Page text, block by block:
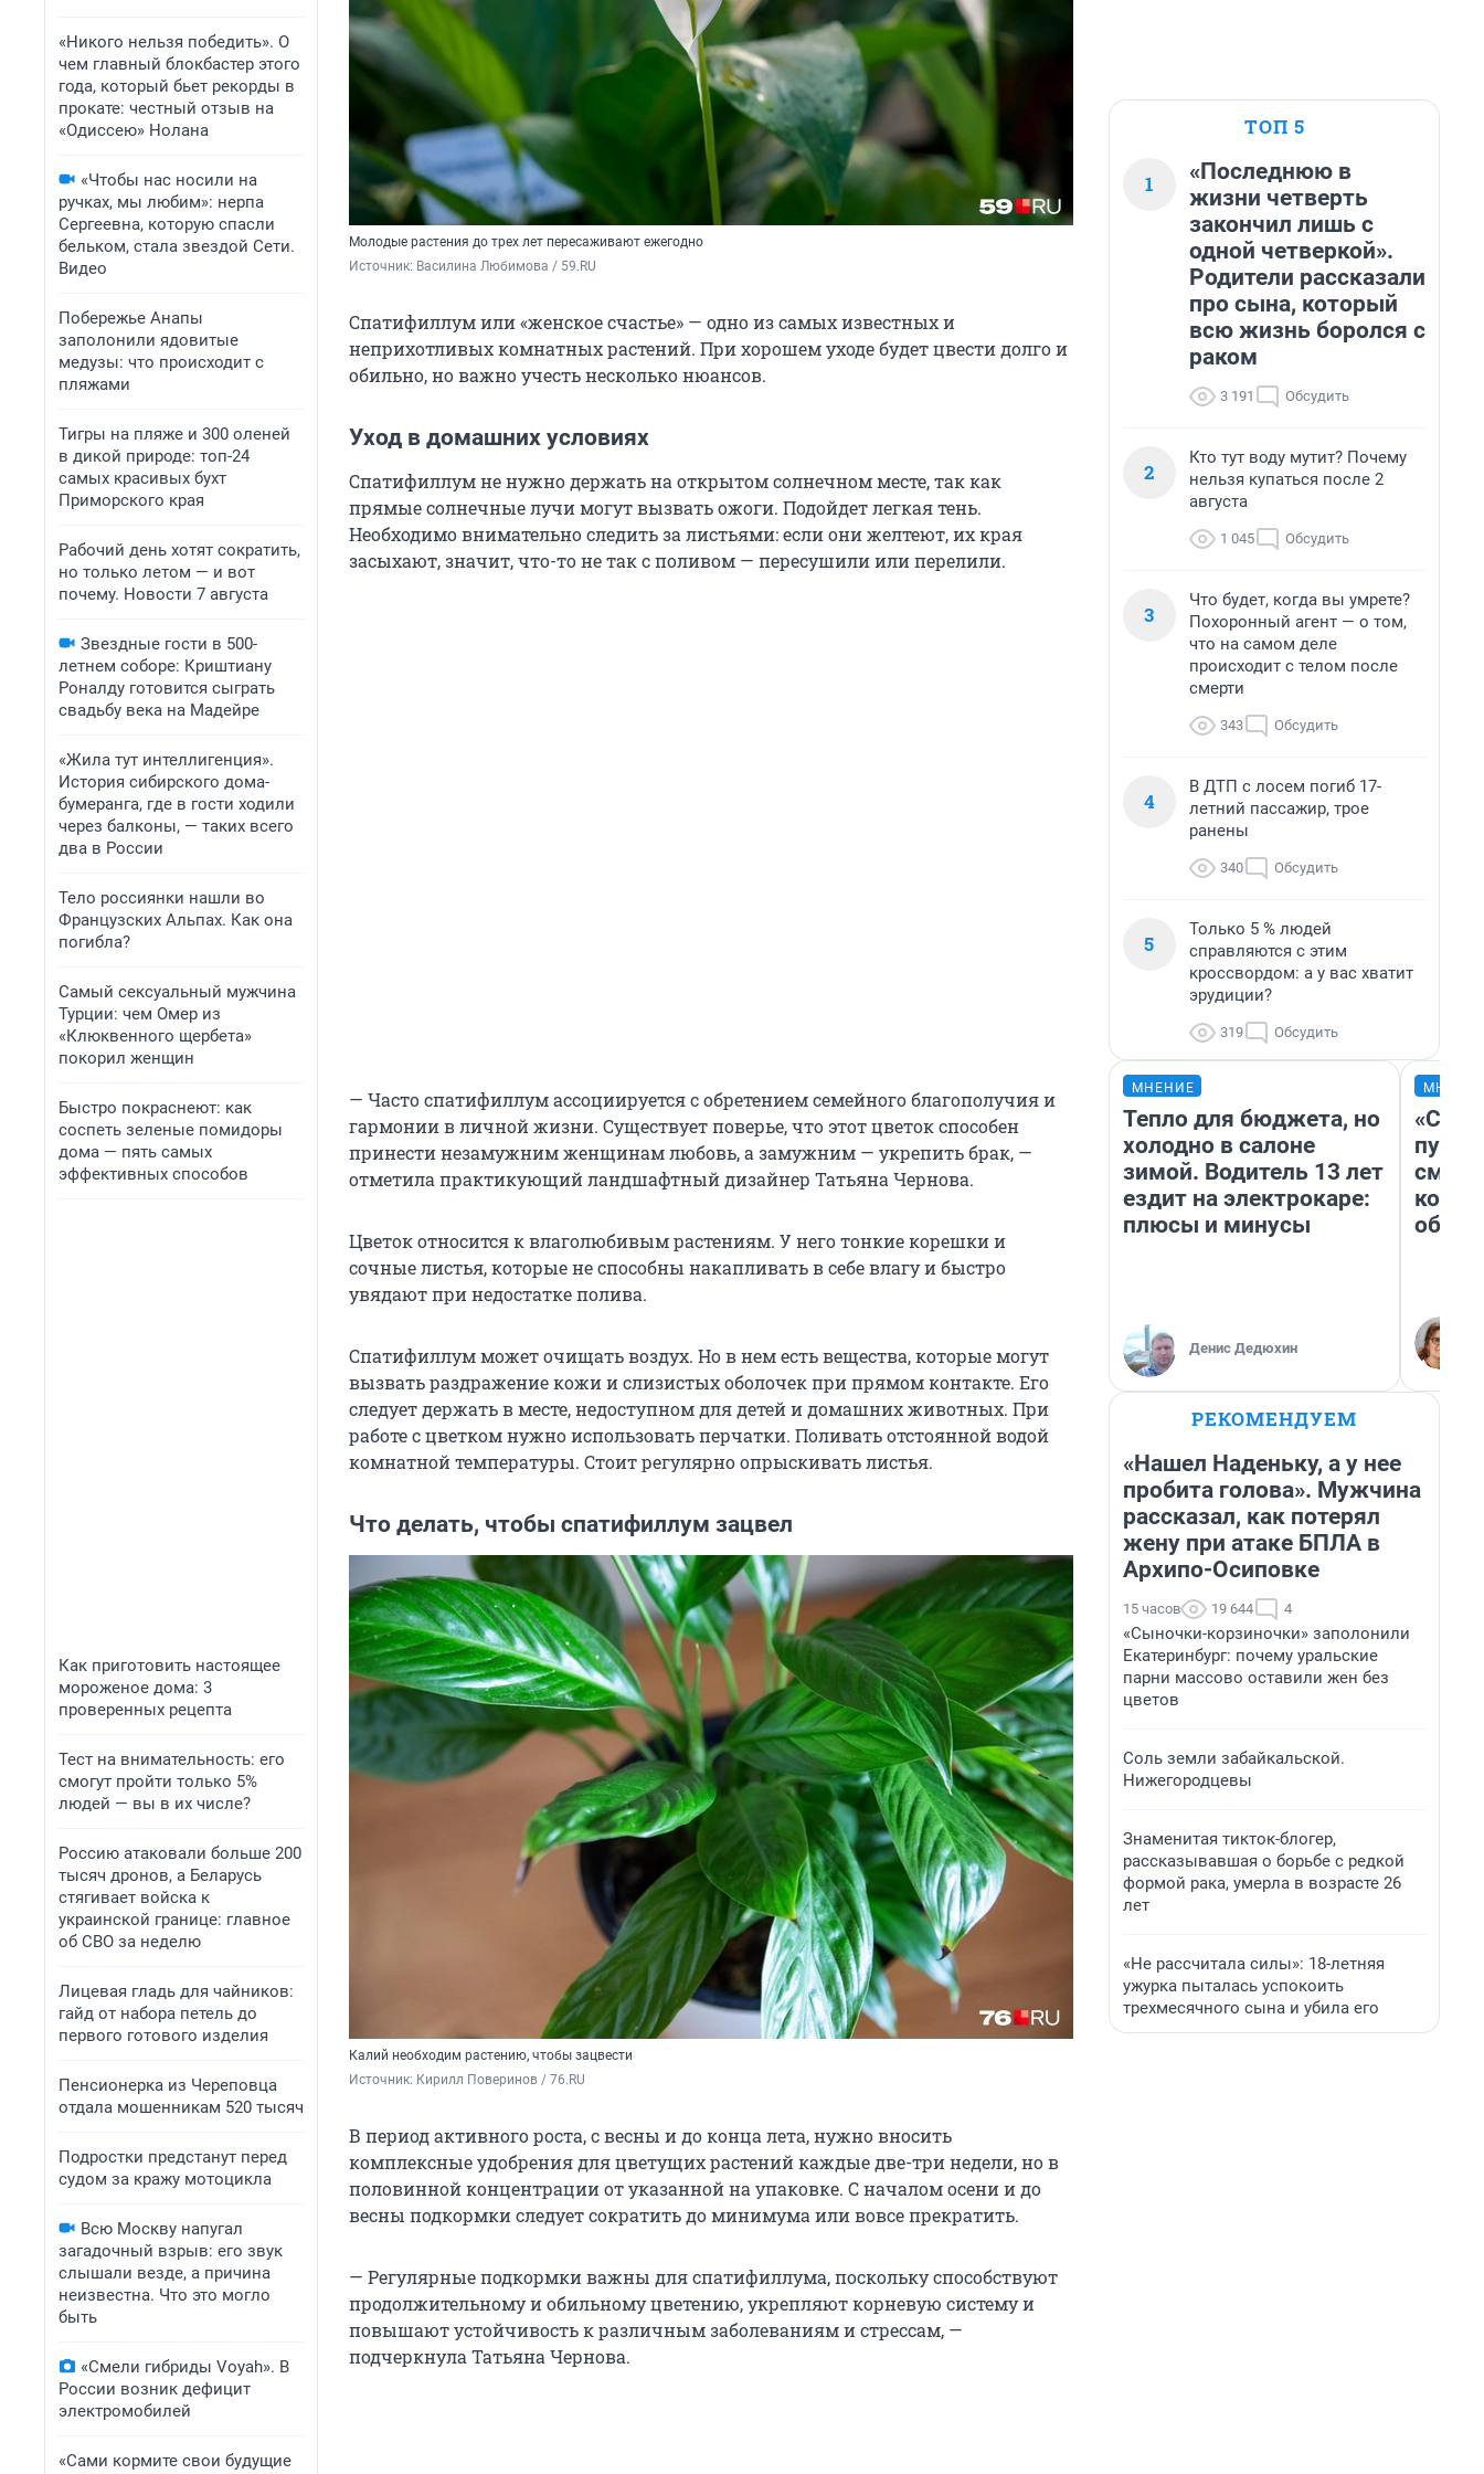
«Никого нельзя победить». О
чем главный блокбастер этого
года, который бьет рекорды в
прокате: честный отзыв на
«Одиссею» Нолана
«Чтобы нас носили на
ручках, мы любим»: нерпа
Сергеевна, которую спасли
бельком, стала звездой Сети.
Видео
Побережье Анапы
заполонили ядовитые
медузы: что происходит с
пляжами
Тигры на пляже и 300 оленей
в дикой природе: топ-24
самых красивых бухт
Приморского края
Рабочий день хотят сократить,
но только летом — и вот
почему. Новости 7 августа
Звездные гости в 500-
летнем соборе: Криштиану
Роналду готовится сыграть
свадьбу века на Мадейре
«Жила тут интеллигенция».
История сибирского дома-
бумеранга, где в гости ходили
через балконы, — таких всего
два в России
Тело россиянки нашли во
Французских Альпах. Как она
погибла?
Самый сексуальный мужчина
Турции: чем Омер из
«Клюквенного щербета»
покорил женщин
Быстро покраснеют: как
соспеть зеленые помидоры
дома — пять самых
эффективных способов
Как приготовить настоящее
мороженое дома: 3
проверенных рецепта
Тест на внимательность: его
смогут пройти только 5%
людей — вы в их числе?
Россию атаковали больше 200
тысяч дронов, а Беларусь
стягивает войска к
украинской границе: главное
об СВО за неделю
Лицевая гладь для чайников:
гайд от набора петель до
первого готового изделия
Пенсионерка из Череповца
отдала мошенникам 520 тысяч
Подростки предстанут перед
судом за кражу мотоцикла
Всю Москву напугал
загадочный взрыв: его звук
слышали везде, а причина
неизвестна. Что это могло
быть
«Смели гибриды Voyah». В
России возник дефицит
электромобилей
«Сами кормите свои будущие
Молодые растения до трех лет пересаживают ежегодно
Источник: Василина Любимова / 59.RU
Спатифиллум или «женское счастье» — одно из самых известных и
неприхотливых комнатных растений. При хорошем уходе будет цвести долго и
обильно, но важно учесть несколько нюансов.
Уход в домашних условиях
Спатифиллум не нужно держать на открытом солнечном месте, так как
прямые солнечные лучи могут вызвать ожоги. Подойдет легкая тень.
Необходимо внимательно следить за листьями: если они желтеют, их края
засыхают, значит, что-то не так с поливом — пересушили или перелили.
— Часто спатифиллум ассоциируется с обретением семейного благополучия и
гармонии в личной жизни. Существует поверье, что этот цветок способен
принести незамужним женщинам любовь, а замужним — укрепить брак, —
отметила практикующий ландшафтный дизайнер Татьяна Чернова.
Цветок относится к влаголюбивым растениям. У него тонкие корешки и
сочные листья, которые не способны накапливать в себе влагу и быстро
увядают при недостатке полива.
Спатифиллум может очищать воздух. Но в нем есть вещества, которые могут
вызвать раздражение кожи и слизистых оболочек при прямом контакте. Его
следует держать в месте, недоступном для детей и домашних животных. При
работе с цветком нужно использовать перчатки. Поливать отстоянной водой
комнатной температуры. Стоит регулярно опрыскивать листья.
Что делать, чтобы спатифиллум зацвел
Калий необходим растению, чтобы зацвести
Источник: Кирилл Поверинов / 76.RU
В период активного роста, с весны и до конца лета, нужно вносить
комплексные удобрения для цветущих растений каждые две-три недели, но в
половинной концентрации от указанной на упаковке. С началом осени и до
весны подкормки следует сократить до минимума или вовсе прекратить.
— Регулярные подкормки важны для спатифиллума, поскольку способствуют
продолжительному и обильному цветению, укрепляют корневую систему и
повышают устойчивость к различным заболеваниям и стрессам, —
подчеркнула Татьяна Чернова.
ТОП 5
1
«Последнюю в
жизни четверть
закончил лишь с
одной четверкой».
Родители рассказали
про сына, который
всю жизнь боролся с
раком
3 191 Обсудить
2
Кто тут воду мутит? Почему
нельзя купаться после 2
августа
1 045 Обсудить
3
Что будет, когда вы умрете?
Похоронный агент — о том,
что на самом деле
происходит с телом после
смерти
343 Обсудить
4
В ДТП с лосем погиб 17-
летний пассажир, трое
ранены
340 Обсудить
5
Только 5 % людей
справляются с этим
кроссвордом: а у вас хватит
эрудиции?
319 Обсудить
МНЕНИЕ
Тепло для бюджета, но
холодно в салоне
зимой. Водитель 13 лет
ездит на электрокаре:
плюсы и минусы
Денис Дедюхин
РЕКОМЕНДУЕМ
«Нашел Наденьку, а у нее
пробита голова». Мужчина
рассказал, как потерял
жену при атаке БПЛА в
Архипо-Осиповке
15 часов 19 644 4
«Сыночки-корзиночки» заполонили
Екатеринбург: почему уральские
парни массово оставили жен без
цветов
Соль земли забайкальской.
Нижегородцевы
Знаменитая тикток-блогер,
рассказывавшая о борьбе с редкой
формой рака, умерла в возрасте 26
лет
«Не рассчитала силы»: 18-летняя
ужурка пыталась успокоить
трехмесячного сына и убила его